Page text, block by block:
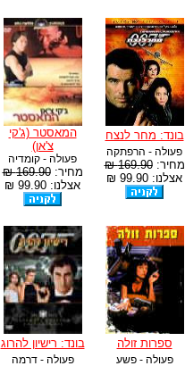
בונד: מחר לנצח
פעולה - הרפתקה
מחיר:169.90 ₪
אצלנו: 99.90 ₪
המאסטר (ג'קי
צ'אן)
פעולה - קומדיה
מחיר:169.90 ₪
אצלנו: 99.90 ₪
ספרות זולה
פעולה - פשע
בונד: רישיון להרוג
פעולה - דרמה